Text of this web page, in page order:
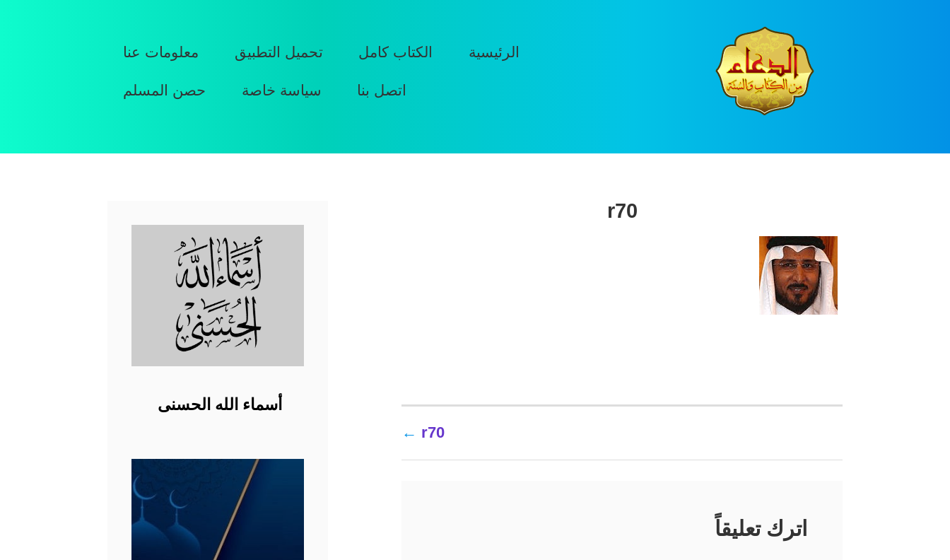
الرئيسية الكتاب كامل تحميل التطبيق معلومات عنا
اتصل بنا سياسة خاصة حصن المسلم
r70
المقالات
r70
اترك تعليقاً
أسماء الله الحسنى